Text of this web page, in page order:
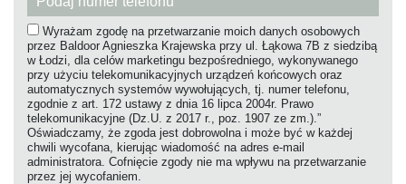
Wyrażam zgodę na przetwarzanie moich danych osobowych
przez Baldoor Agnieszka Krajewska przy ul. Łąkowa 7B z siedzibą
w Łodzi, dla celów marketingu bezpośredniego, wykonywanego
przy użyciu telekomunikacyjnych urządzeń końcowych oraz
automatycznych systemów wywołujących, tj. numer telefonu,
zgodnie z art. 172 ustawy z dnia 16 lipca 2004r. Prawo
telekomunikacyjne (Dz.U. z 2017 r., poz. 1907 ze zm.).”
Oświadczamy, że zgoda jest dobrowolna i może być w każdej
chwili wycofana, kierując wiadomość na adres e-mail
administratora. Cofnięcie zgody nie ma wpływu na przetwarzanie
przez jej wycofaniem.